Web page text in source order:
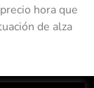
hora que
de alza